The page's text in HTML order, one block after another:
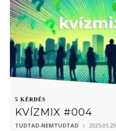
5 KÉRDÉS
KVÍZMIX #004
TUDTAD-NEMTUDTAD 2025.05.29.